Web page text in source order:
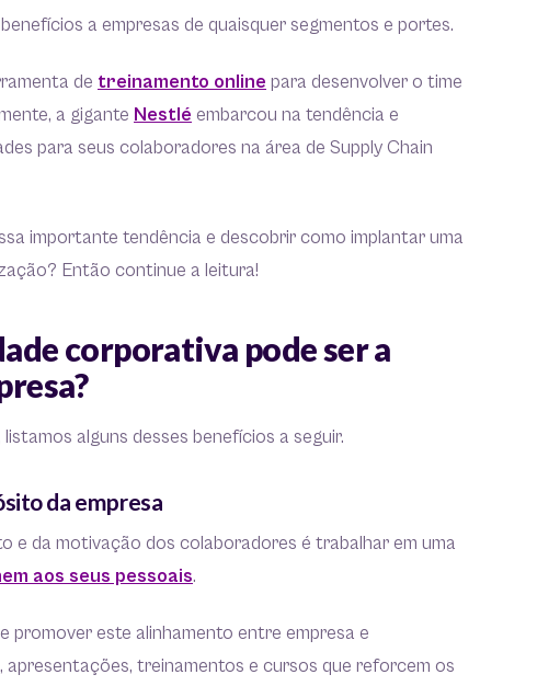
a empresas de quaisquer segmentos e portes.
de treinamento online para desenvolver o time
a gigante Nestlé embarcou na tendência e
para seus colaboradores na área de Supply Chain
importante tendência e descobrir como implantar uma
Então continue a leitura!
corporativa pode ser a
alguns desses benefícios a seguir.
da empresa
e da motivação dos colaboradores é trabalhar em uma
aos seus pessoais.
promover este alinhamento entre empresa e
treinamentos e cursos que reforcem os